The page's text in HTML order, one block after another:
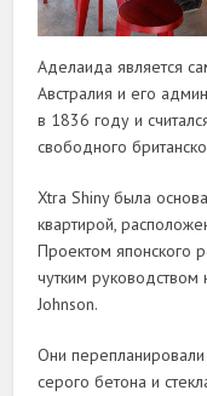
Аделаида является
Австралия и его
в 1836 году и
свободного
Xtra Shiny была
квартирой,
Проектом японского
чутким руководством
Johnson.
Они
серого бетона и